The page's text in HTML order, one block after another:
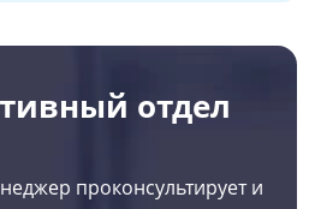
отдел
проконсультирует и